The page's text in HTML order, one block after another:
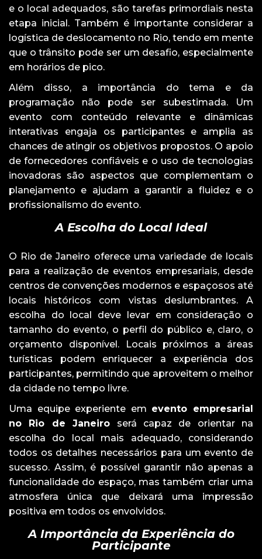
e o local adequados, são tarefas primordiais nesta
etapa inicial. Também é importante considerar a
logística de deslocamento no Rio, tendo em mente
que o trânsito pode ser um desafio, especialmente
em horários de pico.
Além disso, a importância do tema e da
programação não pode ser subestimada. Um
evento com conteúdo relevante e dinâmicas
interativas engaja os participantes e amplia as
chances de atingir os objetivos propostos. O apoio
de fornecedores confiáveis e o uso de tecnologias
inovadoras são aspectos que complementam o
planejamento e ajudam a garantir a fluidez e o
profissionalismo do evento.
A Escolha do Local Ideal
O Rio de Janeiro oferece uma variedade de locais
para a realização de eventos empresariais, desde
centros de convenções modernos e espaçosos até
locais históricos com vistas deslumbrantes. A
escolha do local deve levar em consideração o
tamanho do evento, o perfil do público e, claro, o
orçamento disponível. Locais próximos a áreas
turísticas podem enriquecer a experiência dos
participantes, permitindo que aproveitem o melhor
da cidade no tempo livre.
Uma equipe experiente em evento empresarial
no Rio de Janeiro será capaz de orientar na
escolha do local mais adequado, considerando
todos os detalhes necessários para um evento de
sucesso. Assim, é possível garantir não apenas a
funcionalidade do espaço, mas também criar uma
atmosfera única que deixará uma impressão
positiva em todos os envolvidos.
A Importância da Experiência do
Participante